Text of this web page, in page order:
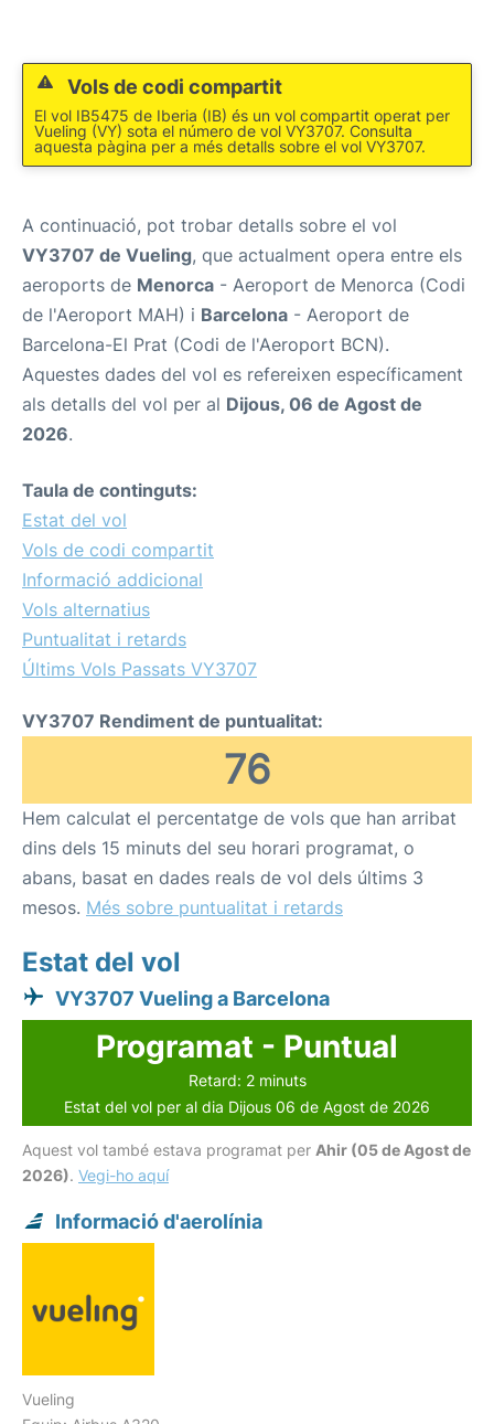
Vols de codi compartit
El vol IB5475 de Iberia (IB) és un vol compartit operat per
Vueling (VY) sota el número de vol VY3707. Consulta
aquesta pàgina per a més detalls sobre el vol VY3707.
A continuació, pot trobar detalls sobre el vol
VY3707 de Vueling, que actualment opera entre els
aeroports de Menorca - Aeroport de Menorca (Codi
de l'Aeroport MAH) i Barcelona - Aeroport de
Barcelona-El Prat (Codi de l'Aeroport BCN).
Aquestes dades del vol es refereixen específicament
als detalls del vol per al Dijous, 06 de Agost de
2026.
Taula de continguts:
Estat del vol
Vols de codi compartit
Informació addicional
Vols alternatius
Puntualitat i retards
Últims Vols Passats VY3707
VY3707 Rendiment de puntualitat:
76
Hem calculat el percentatge de vols que han arribat
dins dels 15 minuts del seu horari programat, o
abans, basat en dades reals de vol dels últims 3
mesos. Més sobre puntualitat i retards
Estat del vol
VY3707 Vueling a Barcelona
Programat - Puntual
Retard: 2 minuts
Estat del vol per al dia Dijous 06 de Agost de 2026
Aquest vol també estava programat per Ahir (05 de Agost de
2026). Vegi-ho aquí
Informació d'aerolínia
Vueling